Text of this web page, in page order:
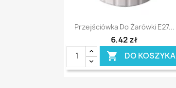
Szybki podgląd
Przejściówka Do Żarówki E27...
6,42 zł
 DO KOSZYKA